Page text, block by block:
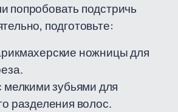
попробовать подстричь
подготовьте:
ножницы для
мелкими зубьями для
разделения волос.